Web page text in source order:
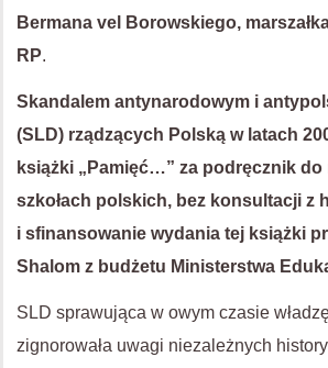
Bermana vel Borowskiego,
RP.
Skandalem antynarodowym i
(SLD) rządzących Polską w latach
książki „Pamięć…” za podręcznik
szkołach polskich, bez konsultacji z
i sfinansowanie wydania tej książki
Shalom z budżetu Ministerstwa
SLD sprawująca w owym czasie
zignorowała uwagi niezależnych